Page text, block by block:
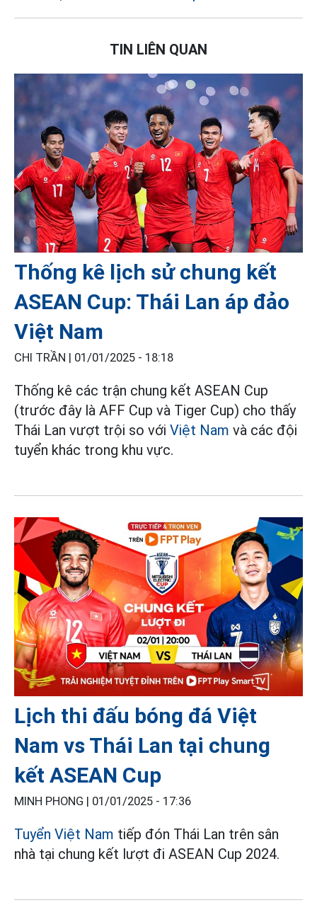
TIN LIÊN QUAN
Thống kê lịch sử chung kết
ASEAN Cup: Thái Lan áp đảo
Việt Nam
CHI TRẦN | 01/01/2025 - 18:18
Thống kê các trận chung kết ASEAN Cup
(trước đây là AFF Cup và Tiger Cup) cho thấy
Thái Lan vượt trội so với Việt Nam và các đội
tuyển khác trong khu vực.
Lịch thi đấu bóng đá Việt
Nam vs Thái Lan tại chung
kết ASEAN Cup
MINH PHONG | 01/01/2025 - 17:36
Tuyển Việt Nam tiếp đón Thái Lan trên sân
nhà tại chung kết lượt đi ASEAN Cup 2024.